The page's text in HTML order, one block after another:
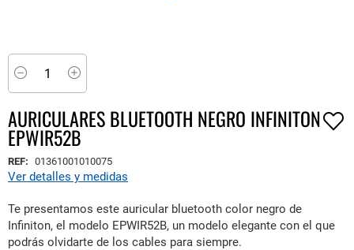
al
comienzo
de
galería
de
AURICULARES BLUETOOTH NEGRO INFINITON
EPWIR52B
Ver detalles y medidas
REF: 01361001010075
Te presentamos este auricular bluetooth color negro de
Infiniton, el modelo EPWIR52B, un modelo elegante con el que
podrás olvidarte de los cables para siempre.
Minus